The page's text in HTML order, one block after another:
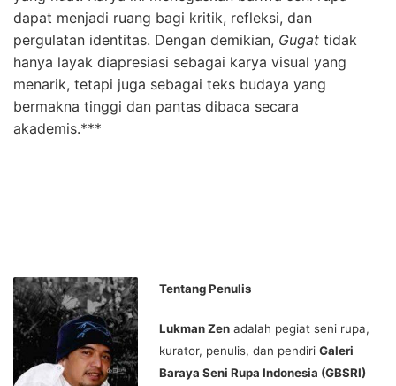
dapat menjadi ruang bagi kritik, refleksi, dan
pergulatan identitas. Dengan demikian, Gugat tidak
hanya layak diapresiasi sebagai karya visual yang
menarik, tetapi juga sebagai teks budaya yang
bermakna tinggi dan pantas dibaca secara
akademis.***
Tentang Penulis
Lukman Zen adalah pegiat seni rupa,
kurator, penulis, dan pendiri Galeri
Baraya Seni Rupa Indonesia (GBSRI)